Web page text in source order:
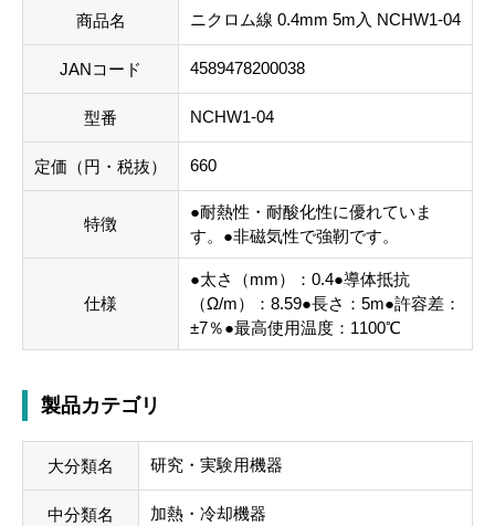
商品名 ニクロム線 0.4mm 5m入 NCHW1-04
JANコード 4589478200038
型番 NCHW1-04
定価（円・税抜） 660
特徴
●耐熱性・耐酸化性に優れていま
す。●非磁気性で強靭です。
仕様
●太さ（mm）：0.4●導体抵抗
（Ω/m）：8.59●長さ：5m●許容差：
±7％●最高使用温度：1100℃
製品カテゴリ
大分類名 研究・実験用機器
中分類名 加熱・冷却機器